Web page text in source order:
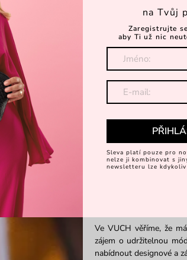
Dárek?
Peněženkyjsou
módy. Peněženka s
Myšlenka
Ve VUCH věříme, že
zájem o udržitelnou
nabídnout designové a
na Tvůj
Zaregistrujte
aby Ti už nic
Sleva platí pouze pro
nelze ji kombinovat s
newsletteru lze